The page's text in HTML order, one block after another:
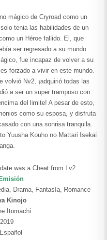
mágico de Cryroad como un
tenia las habilidades de un
un Héroe fallido. El, que
ser regresado a su mundo
fue incapaz de volver a su
forzado a vivir en este mundo.
volvió Nv2, ¡adquirió todas las
a ser un super tramposo con
del limite! A pesar de esto,
como su esposa, y disfruta
con una sonrisa tranquila.
Yuusha Kouho no Mattari Isekai
was a Cheat from Lv2
Emisión
Drama, Fantasía, Romance
Kinojo
Itomachi
2019
Español